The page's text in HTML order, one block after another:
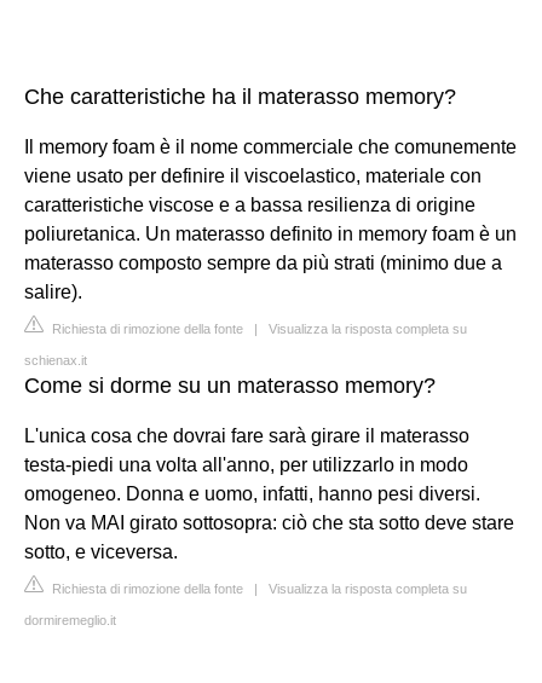
Che caratteristiche ha il materasso memory?
Il memory foam è il nome commerciale che comunemente
viene usato per definire il viscoelastico, materiale con
caratteristiche viscose e a bassa resilienza di origine
poliuretanica. Un materasso definito in memory foam è un
materasso composto sempre da più strati (minimo due a
salire).
Richiesta di rimozione della fonte | Visualizza la risposta completa su
schienax.it
Come si dorme su un materasso memory?
L'unica cosa che dovrai fare sarà girare il materasso
testa-piedi una volta all'anno, per utilizzarlo in modo
omogeneo. Donna e uomo, infatti, hanno pesi diversi.
Non va MAI girato sottosopra: ciò che sta sotto deve stare
sotto, e viceversa.
Richiesta di rimozione della fonte | Visualizza la risposta completa su
dormiremeglio.it